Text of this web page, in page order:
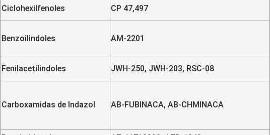
Ciclohexilfenoles CP 47,497
Benzoilindoles AM-2201
Fenilacetilindoles JWH-250, JWH-203, RSC-08
Carboxamidas de Indazol AB-FUBINACA, AB-CHMINACA